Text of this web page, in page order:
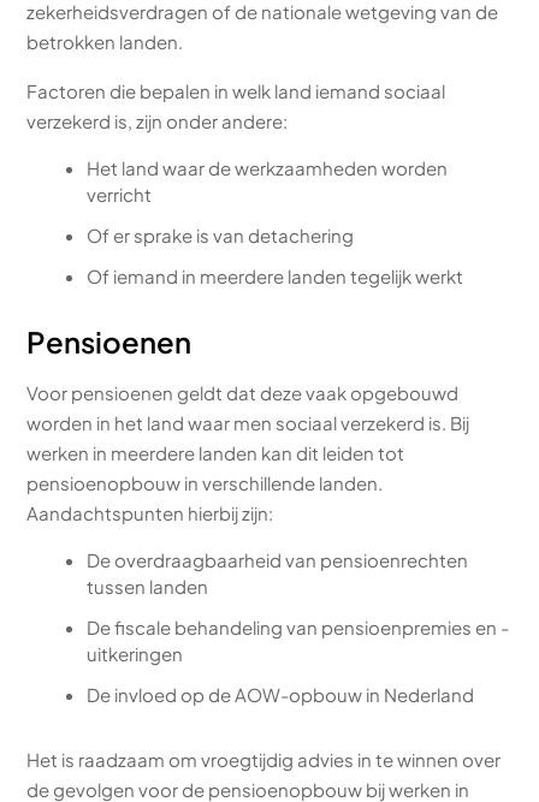
zekerheidsverdragen of de nationale wetgeving van de
betrokken landen.
Factoren die bepalen in welk land iemand sociaal
verzekerd is, zijn onder andere:
Het land waar de werkzaamheden worden
verricht
Of er sprake is van detachering
Of iemand in meerdere landen tegelijk werkt
Pensioenen
Voor pensioenen geldt dat deze vaak opgebouwd
worden in het land waar men sociaal verzekerd is. Bij
werken in meerdere landen kan dit leiden tot
pensioenopbouw in verschillende landen.
Aandachtspunten hierbij zijn:
De overdraagbaarheid van pensioenrechten
tussen landen
De fiscale behandeling van pensioenpremies en -
uitkeringen
De invloed op de AOW-opbouw in Nederland
Het is raadzaam om vroegtijdig advies in te winnen over
de gevolgen voor de pensioenopbouw bij werken in